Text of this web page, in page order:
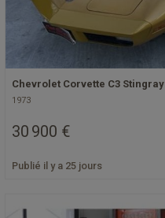
Chevrolet Corvette C3 Stingray
1973
30 900 €
Publié il y a 25 jours